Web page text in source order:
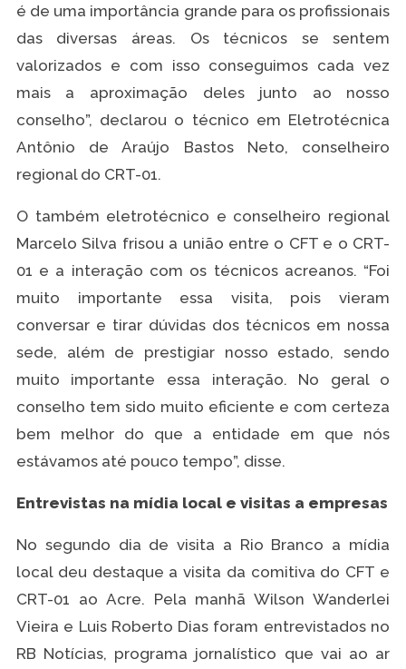
é de uma importância grande para os profissionais
das diversas áreas. Os técnicos se sentem
valorizados e com isso conseguimos cada vez
mais a aproximação deles junto ao nosso
conselho”, declarou o técnico em Eletrotécnica
Antônio de Araújo Bastos Neto, conselheiro
regional do CRT-01.
O também eletrotécnico e conselheiro regional
Marcelo Silva frisou a união entre o CFT e o CRT-
01 e a interação com os técnicos acreanos. “Foi
muito importante essa visita, pois vieram
conversar e tirar dúvidas dos técnicos em nossa
sede, além de prestigiar nosso estado, sendo
muito importante essa interação. No geral o
conselho tem sido muito eficiente e com certeza
bem melhor do que a entidade em que nós
estávamos até pouco tempo”, disse.
Entrevistas na mídia local e visitas a empresas
No segundo dia de visita a Rio Branco a mídia
local deu destaque a visita da comitiva do CFT e
CRT-01 ao Acre. Pela manhã Wilson Wanderlei
Vieira e Luis Roberto Dias foram entrevistados no
RB Notícias, programa jornalístico que vai ao ar